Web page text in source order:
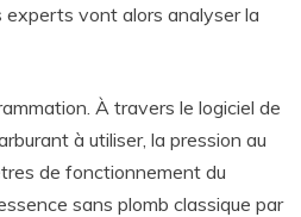
experts vont alors analyser la
À travers le logiciel de
à utiliser, la pression au
de fonctionnement du
sans plomb classique par